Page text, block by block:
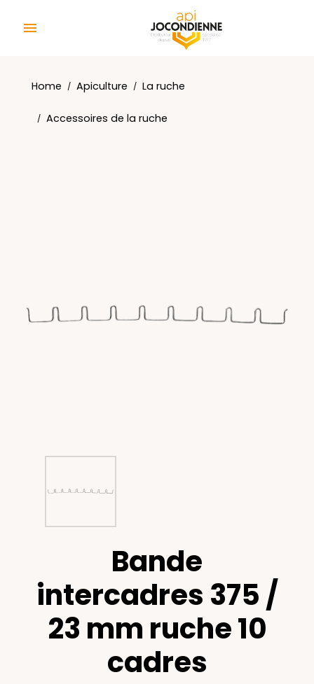

Home Apiculture La ruche
Accessoires de la ruche
Bande
intercadres 375 /
23 mm ruche 10
cadres